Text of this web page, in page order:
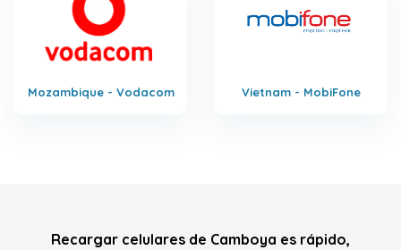
Mozambique - Vodacom Vietnam - MobiFone
Recargar celulares de Camboya es rápido,